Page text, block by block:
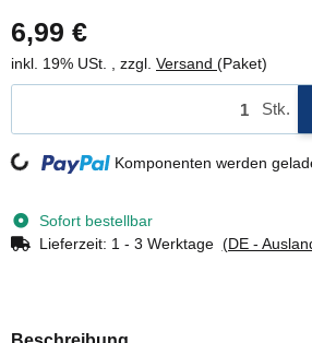
6,99 €
inkl. 19% USt. , zzgl. Versand (Paket)
Stk.
Loading... Komponenten werden
Sofort bestellbar
Lieferzeit: 1 - 3 Werktage (DE -